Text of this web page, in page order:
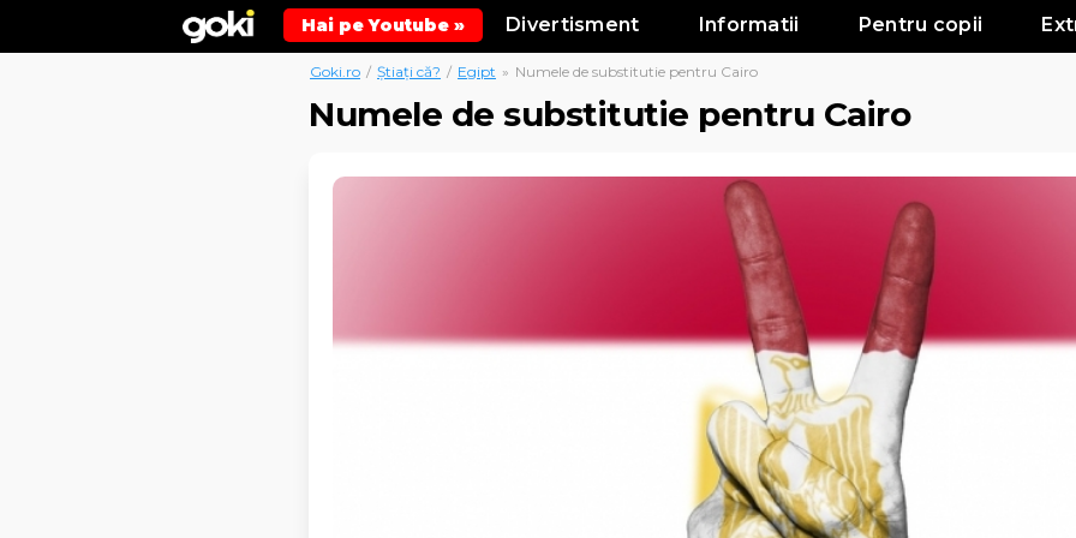
Hai pe Youtube » Divertisment Informatii Pentru copii
Goki.ro / Știați că? / Egipt » Numele de substitutie pentru Cairo
Numele de substitutie pentru Cairo